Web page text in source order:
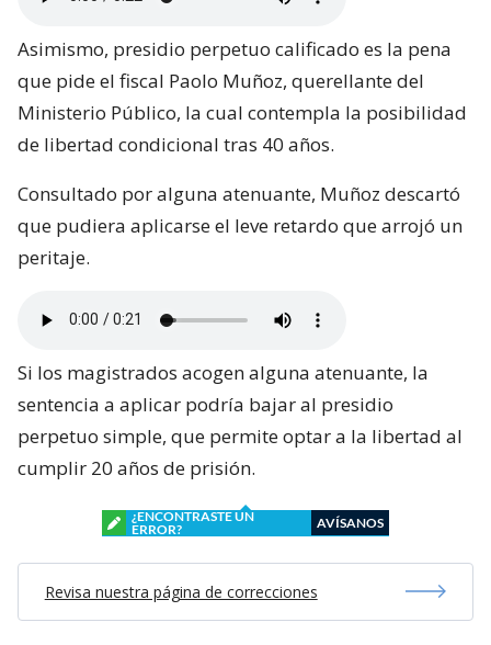
Asimismo, presidio perpetuo calificado es la pena
que pide el fiscal Paolo Muñoz, querellante del
Ministerio Público, la cual contempla la posibilidad
de libertad condicional tras 40 años.
Consultado por alguna atenuante, Muñoz descartó
que pudiera aplicarse el leve retardo que arrojó un
peritaje.
Si los magistrados acogen alguna atenuante, la
sentencia a aplicar podría bajar al presidio
perpetuo simple, que permite optar a la libertad al
cumplir 20 años de prisión.
¿ENCONTRASTE UN
ERROR?
AVÍSANOS
Revisa nuestra página de correcciones